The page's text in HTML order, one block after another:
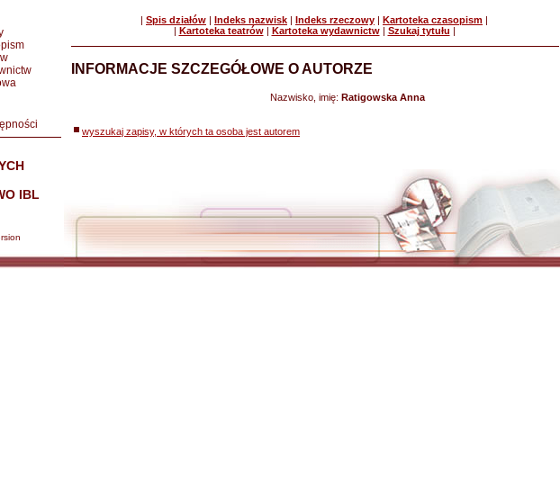
IBL
| Spis działów | Indeks nazwisk | Indeks rzeczowy | Kartoteka czasopism |
| Kartoteka teatrów| Kartoteka wydawnictw| Szukaj tytułu |
INFORMACJE SZCZEGÓŁOWE O AUTORZE
Nazwisko, imię: Ratigowska Anna
wyszukaj zapisy, w których ta osoba jest autorem